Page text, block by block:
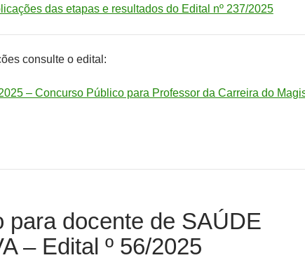
das etapas e resultados do Edital nº 237/2025
consulte o edital:
– Concurso Público para Professor da Carreira do
para docente de SAÚDE
– Edital º 56/2025